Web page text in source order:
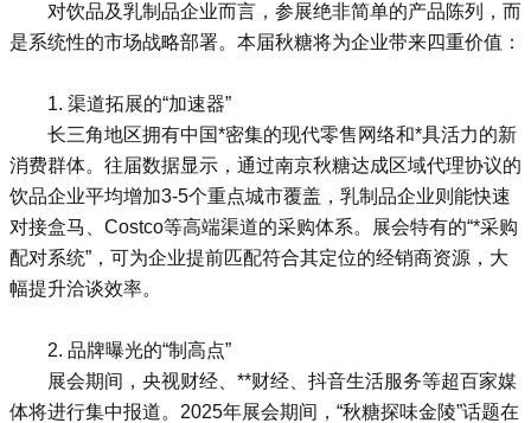
对饮品及乳制品企业而言，参展绝非简单的产品陈列，而
是系统性的市场战略部署。本届秋糖将为企业带来四重价值：
1. 渠道拓展的“加速器”
长三角地区拥有中国*密集的现代零售网络和*具活力的新
消费群体。往届数据显示，通过南京秋糖达成区域代理协议的
饮品企业平均增加3-5个重点城市覆盖，乳制品企业则能快速
对接盒马、Costco等高端渠道的采购体系。展会特有的“*采购
配对系统”，可为企业提前匹配符合其定位的经销商资源，大
幅提升洽谈效率。
2. 品牌曝光的“制高点”
展会期间，央视财经、**财经、抖音生活服务等超百家媒
体将进行集中报道。2025年展会期间，“秋糖探味金陵”话题在